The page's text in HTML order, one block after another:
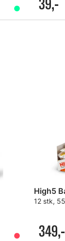
High5
12 stk,
349,-